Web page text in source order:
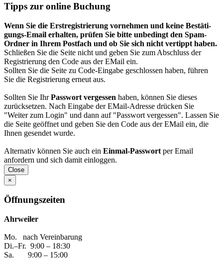
Tipps zur online Buchung
Wenn Sie die Erst­regis­trierung vor­nehmen und keine Bestäti­
gungs-Email erhalten, prüfen Sie bitte unbedingt den Spam-
Ordner in Ihrem Post­fach und ob Sie sich nicht vertippt haben.
Schließen Sie die Seite nicht und geben Sie zum Abschluss der
Registrierung den Code aus der EMail ein.
Sollten Sie die Seite zu Code-Eingabe geschlossen haben, führen
Sie die Registrierung erneut aus.
Sollten Sie IhrPasswort vergessen haben, können Sie dieses
zurück­setzen. Nach Eingabe der EMail-Adresse drücken Sie
"Weiter zum Login" und dann auf "Passwort vergessen". Lassen Sie
die Seite geöffnet und geben Sie den Code aus der EMail ein, die
Ihnen gesendet wurde.
Alternativ können Sie auch ein Einmal-Passwort per Email
anfordern und sich damit einloggen.
Close
×
Öffnungszeiten
Ahrweiler
Mo. nach Vereinbarung
Di.–Fr. 9:00 – 18:30
Sa. 9:00 – 15:00